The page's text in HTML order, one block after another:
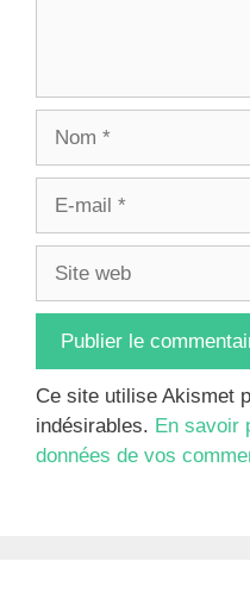
Ce site utilise Akismet
indésirables. En savoir
données de vos